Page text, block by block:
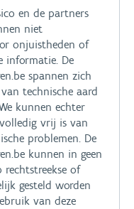
en de partners
niet
onjuistheden of
informatie. De
spannen zich
technische aard
kunnen echter
vrij is van
problemen. De
kunnen in geen
of
gesteld worden
van deze